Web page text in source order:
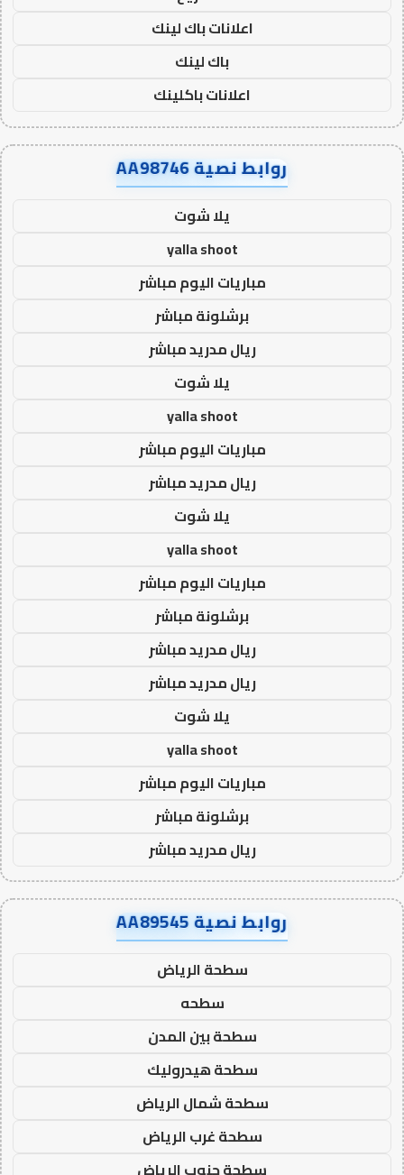
اعلانات باك لينك
باك لينك
اعلانات باكلينك
روابط نصية AA98746
يلا شوت
yalla shoot
مباريات اليوم مباشر
برشلونة مباشر
ريال مدريد مباشر
يلا شوت
yalla shoot
مباريات اليوم مباشر
ريال مدريد مباشر
يلا شوت
yalla shoot
مباريات اليوم مباشر
برشلونة مباشر
ريال مدريد مباشر
ريال مدريد مباشر
يلا شوت
yalla shoot
مباريات اليوم مباشر
برشلونة مباشر
ريال مدريد مباشر
روابط نصية AA89545
سطحة الرياض
سطحه
سطحة بين المدن
سطحة هيدروليك
سطحة شمال الرياض
سطحة غرب الرياض